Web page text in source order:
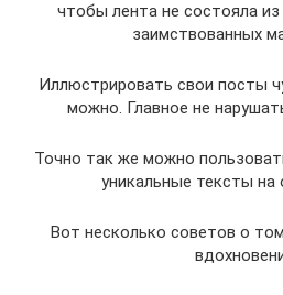
чтобы лента не состояла
заимствованных
Иллюстрировать свои посты
можно. Главное не
Точно так же можно
уникальные тексты на
Вот несколько советов о